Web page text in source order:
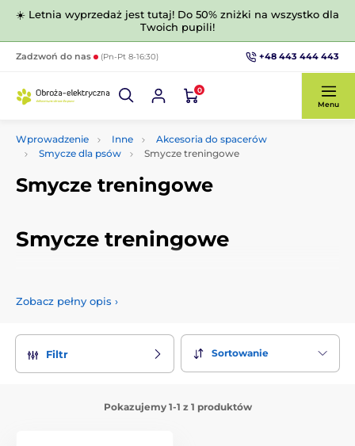
☀️ Letnia wyprzedaż jest tutaj! Do 50% zniżki na wszystko dla
Twoich pupili!
Zadzwoń do nas (Pn-Pt 8-16:30) +48 443 444 443
0
Menu
Wprowadzenie Inne
Akcesoria do spacerów
Smycze dla psów
Smycze treningowe
Smycze treningowe
Smycze treningowe
spacerów. Smycz ma zazwyczaj od pięciu do piętnastu
Zobacz pełny opis ›
Filtr Sortowanie
Pokazujemy 1-1 z 1 produktów